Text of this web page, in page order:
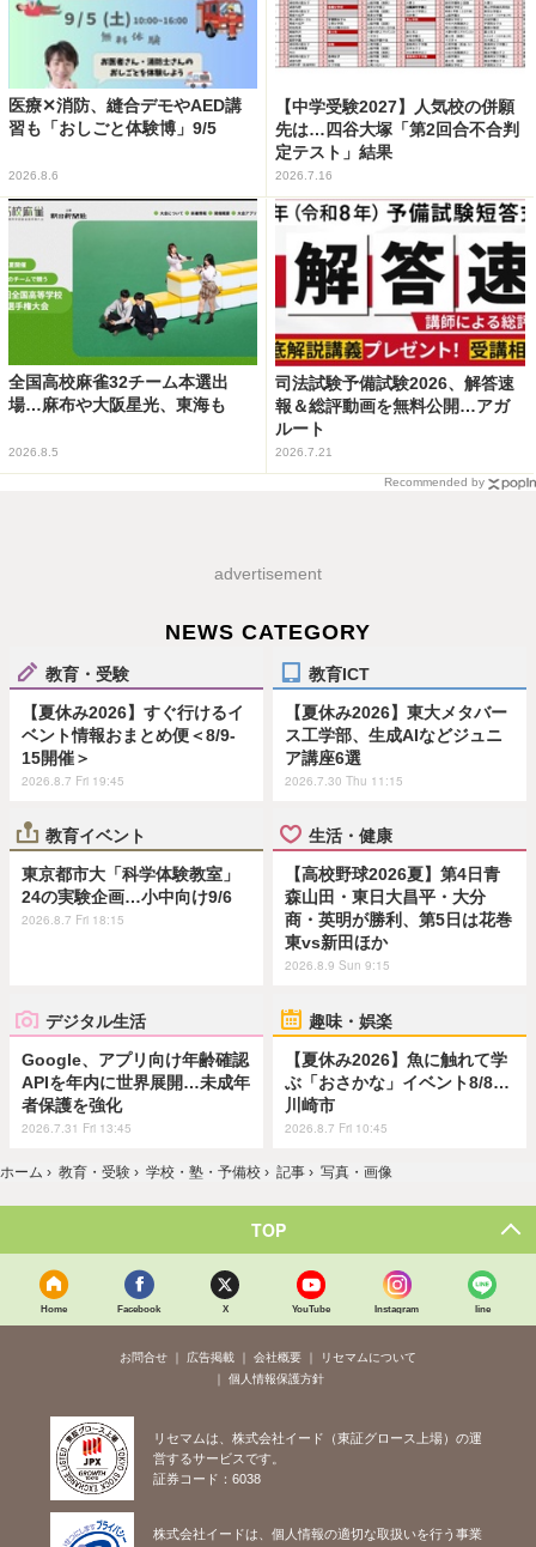
医療✕消防、縫合デモやAED講
習も「おしごと体験博」9/5
2026.8.6
【中学受験2027】人気校の併願
先は…四谷大塚「第2回合不合判
定テスト」結果
2026.7.16
全国高校麻雀32チーム本選出
場…麻布や大阪星光、東海も
2026.8.5
司法試験予備試験2026、解答速
報＆総評動画を無料公開…アガ
ルート
2026.7.21
Recommended by
advertisement
NEWS CATEGORY
教育・受験
【夏休み2026】すぐ行けるイ
ベント情報おまとめ便＜8/9-
15開催＞
2026.8.7 Fri 19:45
教育ICT
【夏休み2026】東大メタバー
ス工学部、生成AIなどジュニ
ア講座6選
2026.7.30 Thu 11:15
教育イベント
東京都市大「科学体験教室」
24の実験企画…小中向け9/6
2026.8.7 Fri 18:15
生活・健康
【高校野球2026夏】第4日青
森山田・東日大昌平・大分
商・英明が勝利、第5日は花巻
東vs新田ほか
2026.8.9 Sun 9:15
デジタル生活
Google、アプリ向け年齢確認
APIを年内に世界展開…未成年
者保護を強化
2026.7.31 Fri 13:45
趣味・娯楽
【夏休み2026】魚に触れて学
ぶ「おさかな」イベント8/8…
川崎市
2026.8.7 Fri 10:45
ホーム › 教育・受験 › 学校・塾・予備校 › 記事 › 写真・画像
TOP
Home Facebook X YouTube Instagram line
お問合せ 広告掲載 会社概要
リセマムについて
個人情報保護方針
リセマムは、株式会社イード（東証グロース上場）の運
営するサービスです。
証券コード：6038
株式会社イードは、個人情報の適切な取扱いを行う事業